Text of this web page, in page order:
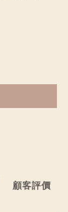
顧客評價